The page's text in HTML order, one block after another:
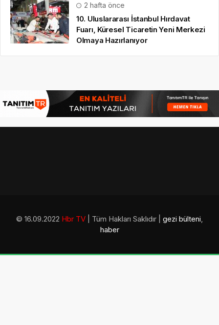
2 hafta önce
10. Uluslararası İstanbul Hırdavat
Fuarı, Küresel Ticaretin Yeni Merkezi
Olmaya Hazırlanıyor
© 16.09.2022 Hbr TV | Tüm Hakları Saklıdır | gezi bülteni,
haber